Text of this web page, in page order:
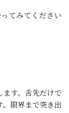
てみてください
ます。舌先だけで
。限界まで突き出